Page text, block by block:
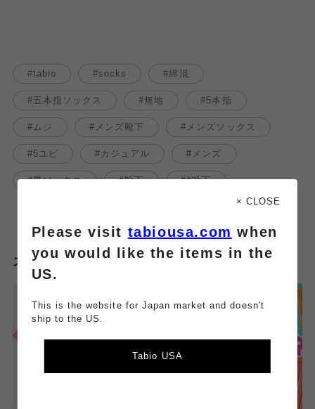
tabio socks 綿混
五本指ソックス 無地 5本指
ムジ メンズ靴下 メンズソックス
5ユビ カジュアル メンズ
黒ソックス 靴下 #靴下
スタッフのその他のブログはこちら
× CLOSE
Please visit tabiousa.com when
you would like the items in the
US.
This is the website for Japan market and doesn't
ship to the US.
Tabio USA